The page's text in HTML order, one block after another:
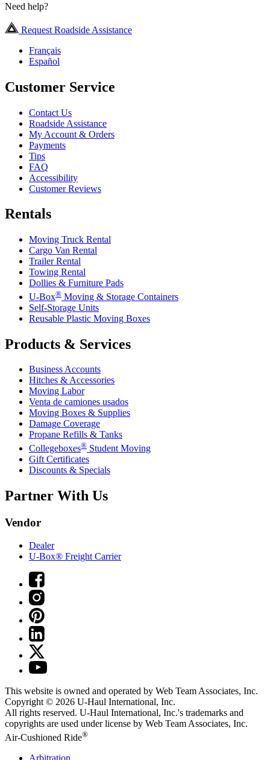
Need help?
Request Roadside Assistance
Français
Español
Customer Service
Contact Us
Roadside Assistance
My Account & Orders
Payments
Tips
FAQ
Accessibility
Customer Reviews
Rentals
Moving Truck Rental
Cargo Van Rental
Trailer Rental
Towing Rental
Dollies & Furniture Pads
U-Box® Moving & Storage Containers
Self-Storage Units
Reusable Plastic Moving Boxes
Products & Services
Business Accounts
Hitches & Accessories
Moving Labor
Venta de camiones usados
Moving Boxes & Supplies
Damage Coverage
Propane Refills & Tanks
Collegeboxes® Student Moving
Gift Certificates
Discounts & Specials
Partner With Us
Vendor
Dealer
U-Box® Freight Carrier
This website is owned and operated by Web Team Associates, Inc.
Copyright © 2026 U-Haul International, Inc.
All rights reserved. U-Haul International, Inc.'s trademarks and
copyrights are used under license by Web Team Associates, Inc.
Air-Cushioned Ride®
Arbitration